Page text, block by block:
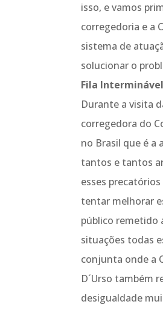
isso, e vamos
corregedoria e a
sistema de
solucionar o
Fila Interminável
Durante a visita
corregedora do
no Brasil que é a
tantos e tantos
esses
tentar melhorar
público remetido
situações todas
conjunta onde a
D´Urso também
desigualdade